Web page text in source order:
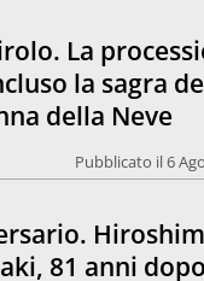
81 anni
e non solo un
appello per la
nucleare
Pubblicato il 6